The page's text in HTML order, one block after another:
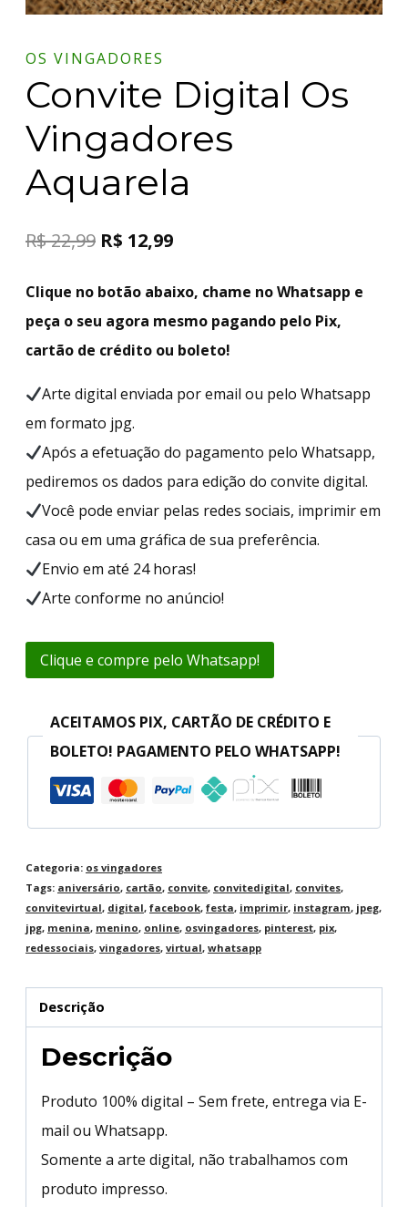
OS VINGADORES
Convite Digital Os
Vingadores
Aquarela
R$22,99 R$ 12,99
Clique no botão abaixo, chame no Whatsapp e
peça o seu agora mesmo pagando pelo Pix,
cartão de crédito ou boleto!
Arte digital enviada por email ou pelo Whatsapp
em formato jpg.
Após a efetuação do pagamento pelo Whatsapp,
pediremos os dados para edição do convite digital.
Você pode enviar pelas redes sociais, imprimir em
casa ou em uma gráfica de sua preferência.
Envio em até 24 horas!
Arte conforme no anúncio!
Clique e compre pelo Whatsapp!
ACEITAMOS PIX, CARTÃO DE CRÉDITO E
BOLETO! PAGAMENTO PELO WHATSAPP!
Categoria: os vingadores
Tags: aniversário, cartão, convite, convitedigital, convites,
convitevirtual, digital, facebook, festa, imprimir, instagram, jpeg,
jpg, menina, menino, online, osvingadores, pinterest, pix,
redessociais, vingadores, virtual, whatsapp
Descrição
Descrição
Produto 100% digital – Sem frete, entrega via E-
mail ou Whatsapp.
Somente a arte digital, não trabalhamos com
produto impresso.